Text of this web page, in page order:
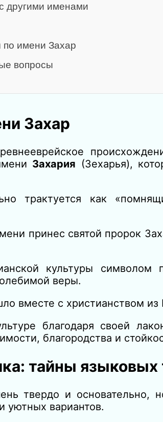
другими именами
имени Захар
вопросы
Захар
Захария (Зехарья),
трактуется как
принес святой пророк
культуры символом
веры.
вместе с христианством из
благодаря своей
благородства и
тайны
твердо и основательно,
уютных вариантов.